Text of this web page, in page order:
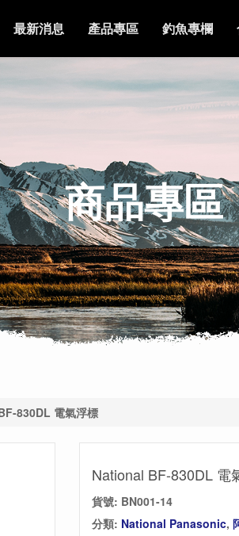
最新消息 產品專區 釣魚專欄
商品專區
830DL 電氣浮標
National BF-830DL 電
貨號: BN001-14
分類: National Panasonic,